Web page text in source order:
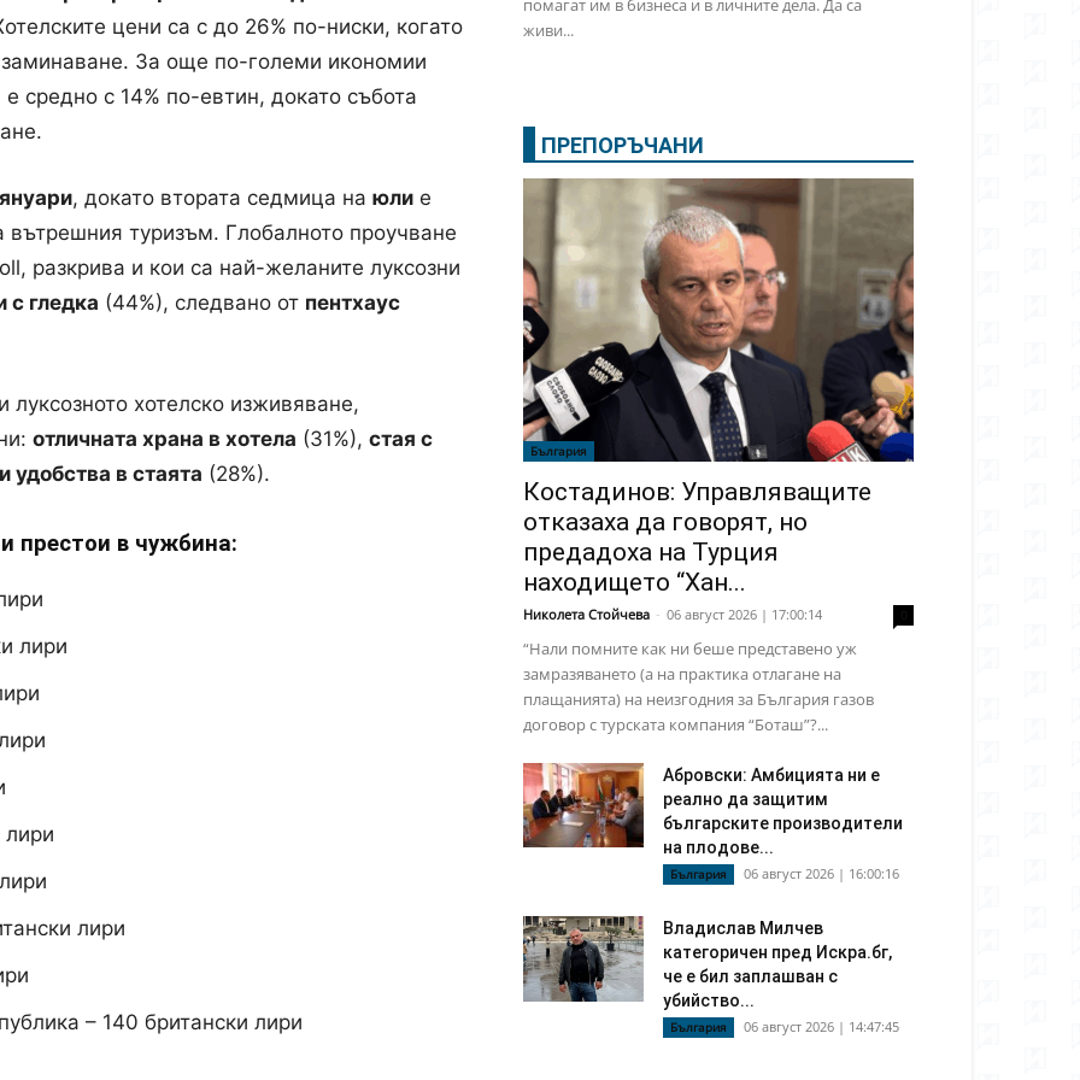
цени са с до 26% по-ниски, когато
За още по-големи икономии
средно с 14% по-евтин, докато събота
януари, докато втората седмица на юли е
туризъм. Глобалното проучване
разкрива и кои са най-желаните луксозни
с гледка (44%), следвано от пентхаус
хотелско изживяване,
отличната храна в хотела (31%), стая с
удобства в стаята (28%).
престои в чужбина:
лири
лири
лири
– 140 британски лири
помагат им в бизнеса и в личните дела. Да са
живи...
ПРЕПОРЪЧАНИ
България
Костадинов: Управляващите
отказаха да говорят, но
предадоха на Турция
находището “Хан...
Николета Стойчева - 06 август 2026 | 17:00:14
“Нали помните как ни беше представено уж
замразяването (а на практика отлагане на
плащанията) на неизгодния за България газов
договор с турската компания “Боташ”?...
Абровски: Амбицията ни е
реално да защитим
българските производители
на плодове...
България 06 август 2026 | 16:00:16
Владислав Милчев
категоричен пред Искра.бг,
че е бил заплашван с
убийство...
България 06 август 2026 | 14:47:45